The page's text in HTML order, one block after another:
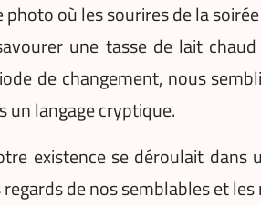
où les sourires de la
une tasse de lait
de changement, nous
un langage cryptique.
existence se déroulait dans
de nos semblables et